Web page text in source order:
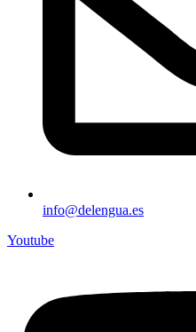
info@delengua.es
Youtube